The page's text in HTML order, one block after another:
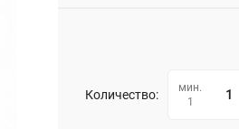
Количество:
мин.
1